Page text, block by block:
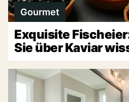
Gourmet
Exquisite
Sie über Kaviar